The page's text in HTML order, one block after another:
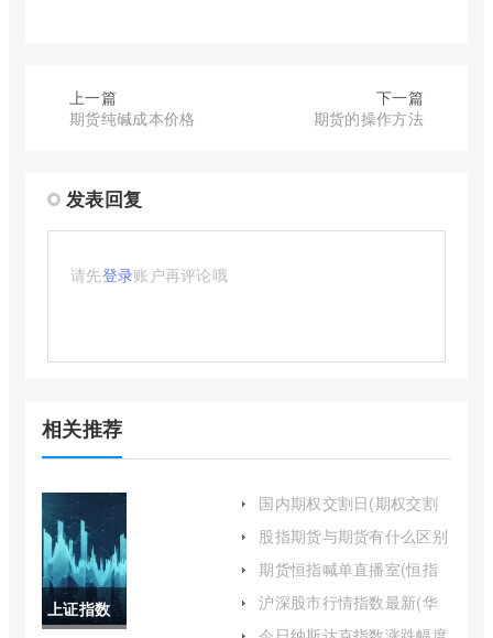
上一篇
期货纯碱成本价格
下一篇
期货的操作方法
发表回复
请先登录账户再评论哦
相关推荐
上证指数
国内期权交割日(期权交割
日股市有哪些表现)
股指期货与期货有什么区别
(股指期货没有原油期货风
险)
期货恒指喊单直播室(恒指
期货直播间)
沪深股市行情指数最新(华
宝沪深300指数增强a行情)